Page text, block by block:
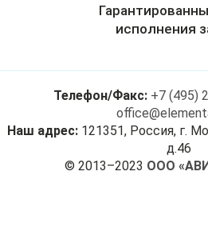
исполнения
Телефон/Факс: +7 (495)
Наш адрес: 121351, Россия, г.
д.46
© 2013–2023 ООО